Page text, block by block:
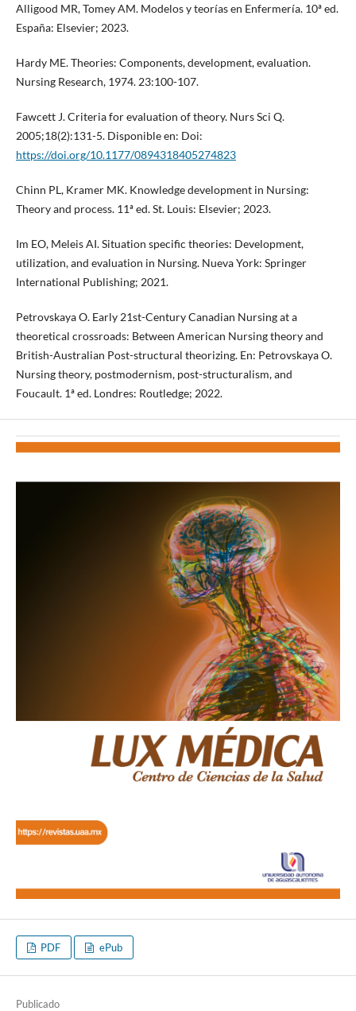
Alligood MR, Tomey AM. Modelos y teorías en Enfermería. 10ª ed.
España: Elsevier; 2023.
Hardy ME. Theories: Components, development, evaluation.
Nursing Research, 1974. 23:100-107.
Fawcett J. Criteria for evaluation of theory. Nurs Sci Q.
2005;18(2):131-5. Disponible en: Doi:
https://doi.org/10.1177/0894318405274823
Chinn PL, Kramer MK. Knowledge development in Nursing:
Theory and process. 11ª ed. St. Louis: Elsevier; 2023.
Im EO, Meleis AI. Situation specific theories: Development,
utilization, and evaluation in Nursing. Nueva York: Springer
International Publishing; 2021.
Petrovskaya O. Early 21st-Century Canadian Nursing at a
theoretical crossroads: Between American Nursing theory and
British-Australian Post-structural theorizing. En: Petrovskaya O.
Nursing theory, postmodernism, post-structuralism, and
Foucault. 1ª ed. Londres: Routledge; 2022.
PDF ePub
Publicado